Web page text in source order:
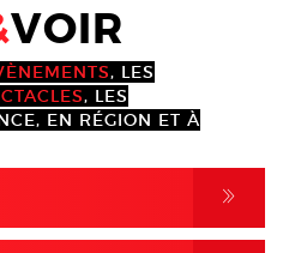
VOIR
, LES
, LES
EN RÉGION ET À
,